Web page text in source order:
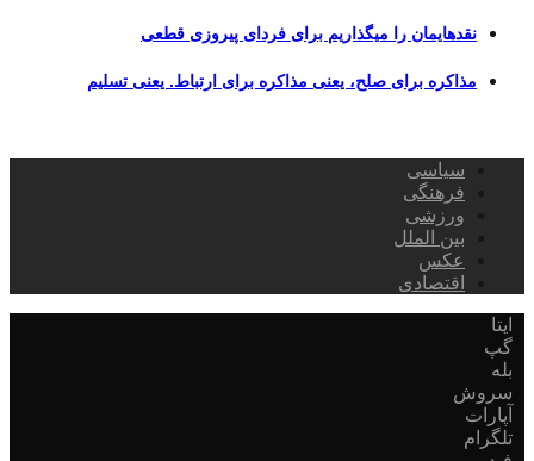
نقدهایمان را میگذاریم برای فردای پیروزی قطعی
مذاکره برای صلح، یعنی مذاکره برای ارتباط. یعنی تسلیم
سیاسی
فرهنگی
ورزشی
بین الملل
عکس
اقتصادی
ایتا
گپ
بله
سروش
آپارات
تلگرام